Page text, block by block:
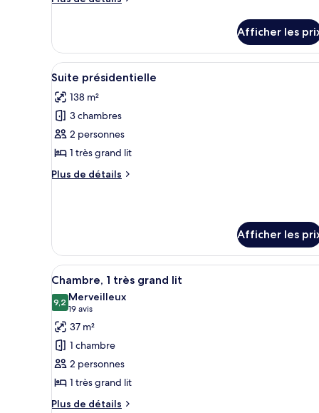
King
Executive
Corner
Premium
Afficher les
Afficher
toutes
les
photos
pour
ce
type
de
Une chambre d’hôtel
35
Suite présidentielle
138 m²
3 chambres
2 personnes
1 très grand lit
Plus de détails
Plus
Afficher les
Afficher
toutes
les
photos
pour
ce
type
de
chambre :
Une chambre d’hôtel
1
Chambre, 1 très grand lit
9,29,2 sur 10
Merveilleux
19 avis
(19 avis)
37 m²
1 chambre
2 personnes
1 très grand lit
Plus de détails
Plus